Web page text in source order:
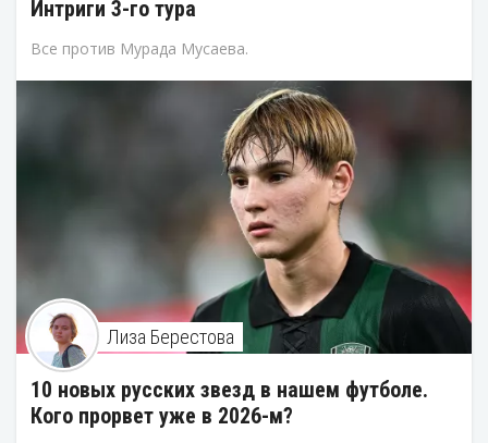
Интриги 3-го тура
Все против Мурада Мусаева.
Лиза Берестова
10 новых русских звезд в нашем футболе.
Кого прорвет уже в 2026-м?